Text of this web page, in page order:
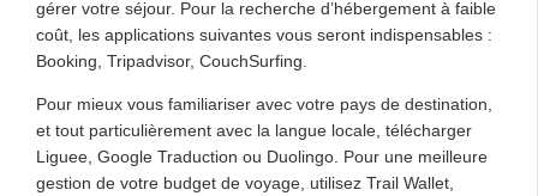
gérer votre séjour. Pour la recherche d’hébergement à faible
coût, les applications suivantes vous seront indispensables :
Booking, Tripadvisor, CouchSurfing.
Pour mieux vous familiariser avec votre pays de destination,
et tout particulièrement avec la langue locale, télécharger
Liguee, Google Traduction ou Duolingo. Pour une meilleure
gestion de votre budget de voyage, utilisez Trail Wallet,